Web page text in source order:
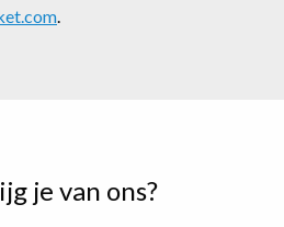
.
je van ons?